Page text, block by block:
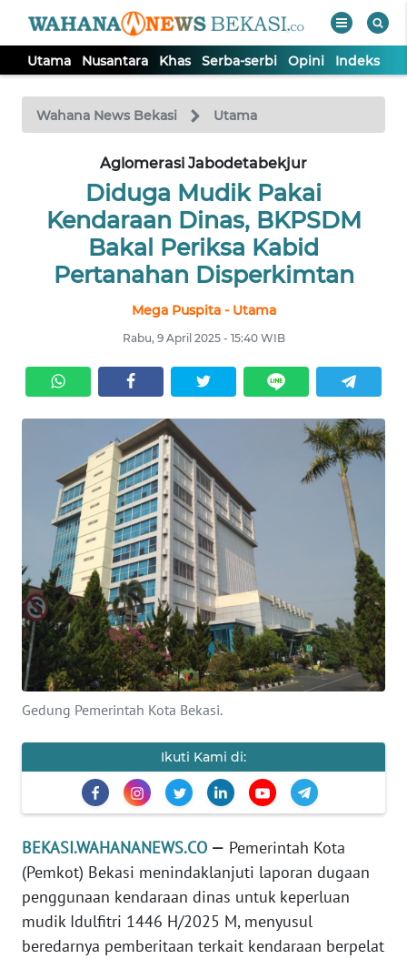
Utama Nusantara Khas Serba-serbi Opini Indeks
Wahana News Bekasi Utama
Aglomerasi Jabodetabekjur
Diduga Mudik Pakai
Kendaraan Dinas, BKPSDM
Bakal Periksa Kabid
Pertanahan Disperkimtan
Mega Puspita - Utama
Rabu, 9 April 2025 - 15:40 WIB
Gedung Pemerintah Kota Bekasi.
Ikuti Kami di:
BEKASI.WAHANANEWS.CO — Pemerintah Kota
(Pemkot) Bekasi menindaklanjuti laporan dugaan
penggunaan kendaraan dinas untuk keperluan
mudik Idulfitri 1446 H/2025 M, menyusul
beredarnya pemberitaan terkait kendaraan berpelat
TV
Tutup
NUSANTARA
KHAS
OPINI
INDEKS
BERITA
KONTAK
KAMI
INFO
IKLAN
TENTANG
PEDOMAN
KARIR
DISCLAIMER